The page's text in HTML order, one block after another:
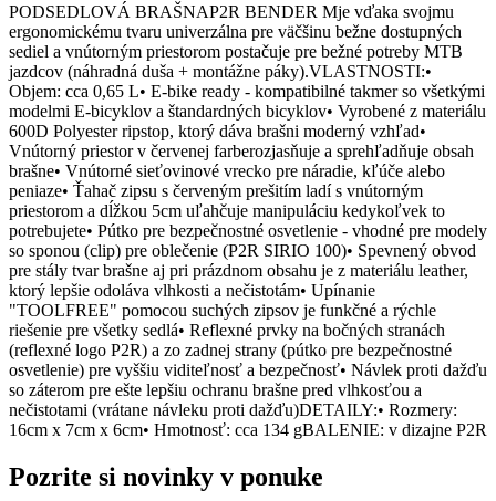
PODSEDLOVÁ BRAŠNAP2R BENDER Mje vďaka svojmu
ergonomickému tvaru univerzálna pre väčšinu bežne dostupných
sediel a vnútorným priestorom postačuje pre bežné potreby MTB
jazdcov (náhradná duša + montážne páky).VLASTNOSTI:•
Objem: cca 0,65 L• E-bike ready - kompatibilné takmer so všetkými
modelmi E-bicyklov a štandardných bicyklov• Vyrobené z materiálu
600D Polyester ripstop, ktorý dáva brašni moderný vzhľad•
Vnútorný priestor v červenej farberozjasňuje a sprehľadňuje obsah
brašne• Vnútorné sieťovinové vrecko pre náradie, kľúče alebo
peniaze• Ťahač zipsu s červeným prešitím ladí s vnútorným
priestorom a dĺžkou 5cm uľahčuje manipuláciu kedykoľvek to
potrebujete• Pútko pre bezpečnostné osvetlenie - vhodné pre modely
so sponou (clip) pre oblečenie (P2R SIRIO 100)• Spevnený obvod
pre stály tvar brašne aj pri prázdnom obsahu je z materiálu leather,
ktorý lepšie odoláva vlhkosti a nečistotám• Upínanie
"TOOLFREE" pomocou suchých zipsov je funkčné a rýchle
riešenie pre všetky sedlá• Reflexné prvky na bočných stranách
(reflexné logo P2R) a zo zadnej strany (pútko pre bezpečnostné
osvetlenie) pre vyššiu viditeľnosť a bezpečnosť• Návlek proti dažďu
so záterom pre ešte lepšiu ochranu brašne pred vlhkosťou a
nečistotami (vrátane návleku proti dažďu)DETAILY:• Rozmery:
16cm x 7cm x 6cm• Hmotnosť: cca 134 gBALENIE: v dizajne P2R
Pozrite si novinky v ponuke